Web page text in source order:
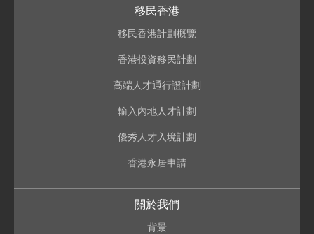
移民香港
移民香港計劃概覽
香港投資移民計劃
高端人才通行證計劃
輸入內地人才計劃
優秀人才入境計劃
香港永居申請
關於我們
背景